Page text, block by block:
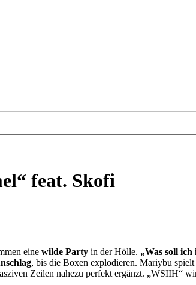
feat. Skofi
eine wilde Party in der Hölle. „Was soll
, bis die Boxen explodieren. Mariybu
Zeilen nahezu perfekt ergänzt. „WSIIH“